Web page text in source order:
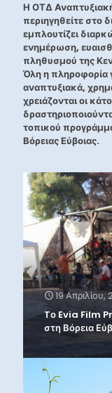
Η ΟΤΔ
περιηγηθείτε στο
εμπλουτίζει
ενημέρωση,
πληθυσμού της
Όλη η πληροφορία
αναπτυξιακά,
χρειάζονται οι
τοπικού
Βόρειας Εύβοιας.
19 Απριλίου,
Tο Evia Film
στη Βόρεια